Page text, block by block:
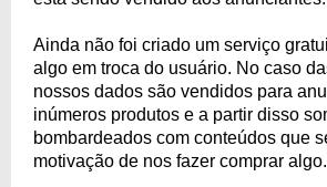
Ainda não foi criado um serviço
algo em troca do usuário. No caso
nossos dados são vendidos para
inúmeros produtos e a partir disso
bombardeados com conteúdos que
motivação de nos fazer comprar algo.